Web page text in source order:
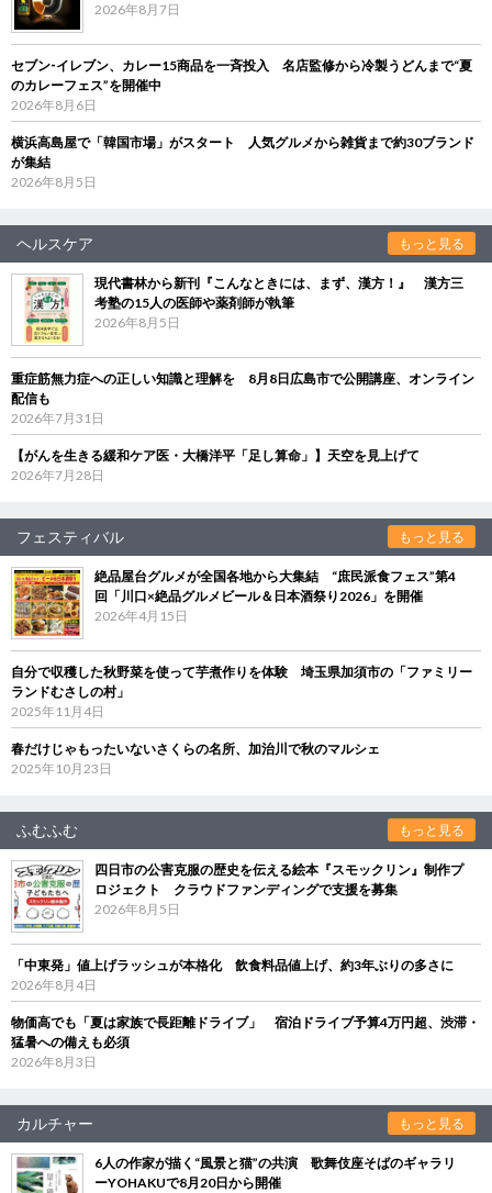
2026年8月7日
セブン‐イレブン、カレー15商品を一斉投入 名店監修から冷製うどんまで“夏
のカレーフェス”を開催中
2026年8月6日
横浜高島屋で「韓国市場」がスタート 人気グルメから雑貨まで約30ブランド
が集結
2026年8月5日
ヘルスケア もっと見る
現代書林から新刊『こんなときには、まず、漢方！』 漢方三
考塾の15人の医師や薬剤師が執筆
2026年8月5日
重症筋無力症への正しい知識と理解を 8月8日広島市で公開講座、オンライン
配信も
2026年7月31日
【がんを生きる緩和ケア医・大橋洋平「足し算命」】天空を見上げて
2026年7月28日
フェスティバル もっと見る
絶品屋台グルメが全国各地から大集結 “庶民派食フェス”第4
回「川口×絶品グルメビール＆日本酒祭り2026」を開催
2026年4月15日
自分で収穫した秋野菜を使って芋煮作りを体験 埼玉県加須市の「ファミリー
ランドむさしの村」
2025年11月4日
春だけじゃもったいないさくらの名所、加治川で秋のマルシェ
2025年10月23日
ふむふむ もっと見る
四日市の公害克服の歴史を伝える絵本『スモックリン』制作プ
ロジェクト クラウドファンディングで支援を募集
2026年8月5日
「中東発」値上げラッシュが本格化 飲食料品値上げ、約3年ぶりの多さに
2026年8月4日
物価高でも「夏は家族で長距離ドライブ」 宿泊ドライブ予算4万円超、渋滞・
猛暑への備えも必須
2026年8月3日
カルチャー もっと見る
6人の作家が描く“風景と猫”の共演 歌舞伎座そばのギャラリ
ーYOHAKUで8月20日から開催